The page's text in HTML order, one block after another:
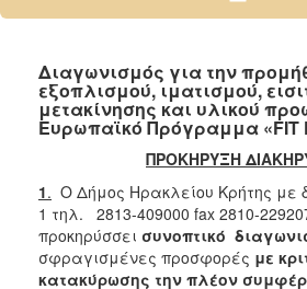
2025
2023
2022
2019
2018
2017
Διαγωνισμός για την
εξοπλισμού, ιματισμού,
μετακίνησης και υλικού
Ευρωπαϊκό Πρόγραμμα «FIT
ΠΡΟΚΗΡΥΞΗ
1. Ο Δήμος Ηρακλείου Κρήτης με
1 τηλ. 2813-409000 fax 2810-
προκηρύσσει συνοπτικό
σφραγισμένες προσφορές με
κατακύρωσης την πλέον